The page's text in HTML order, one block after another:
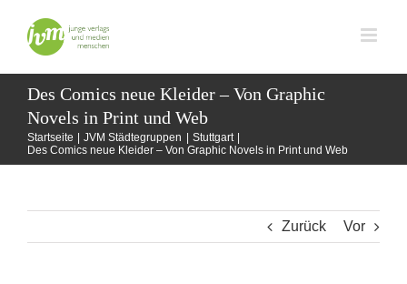
Inhalt
springen
Des Comics neue Kleider – Von Graphic
Novels in Print und Web
Startseite JVM Städtegruppen
Stuttgart
Des Comics neue Kleider – Von Graphic Novels in Print und Web
Zurück Vor